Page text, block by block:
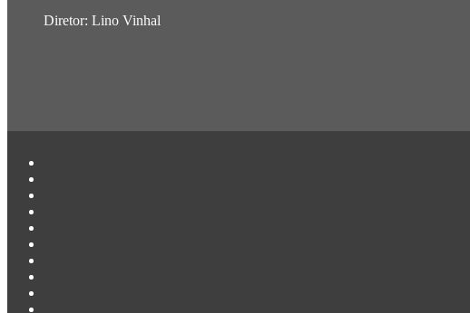
Diretor: Lino Vinhal